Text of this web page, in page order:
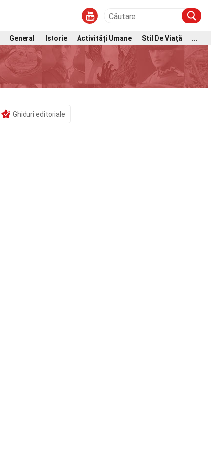
General Istorie Activități Umane Stil De Viață
...
Ghiduri editoriale